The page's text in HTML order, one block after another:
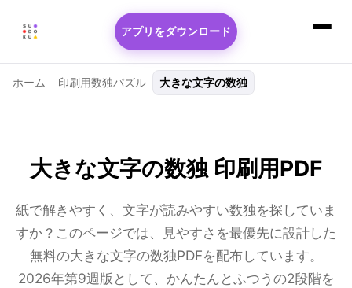
アプリをダウンロード
ホーム 印刷用数独パズル 大きな文字の数独
大きな文字の数独 印刷用PDF
紙で解きやすく、文字が読みやすい数独を探していま
すか？このページでは、見やすさを最優先に設計した
無料の大きな文字の数独PDFを配布しています。
2026年第9週版として、かんたんとふつうの2段階を